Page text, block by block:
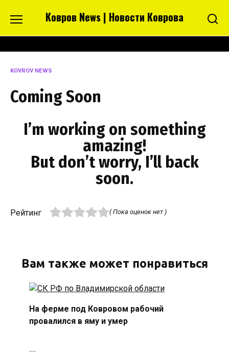
Ковров News | Новости Коврова
KOVROV NEWS
Coming Soon
I’m working on something
amazing!
But don’t worry, I’ll back
soon.
Рейтинг ( Пока оценок нет )
Вам также может понравиться
На ферме под Ковровом рабочий
провалился в яму и умер